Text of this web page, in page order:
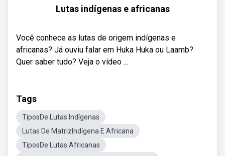
Lutas indígenas e africanas
Você conhece as lutas de origem indígenas e
africanas? Já ouviu falar em Huka Huka ou Laamb?
Quer saber tudo? Veja o vídeo ...
Tags
TiposDe Lutas Indígenas
Lutas De MatrizIndígena E Africana
TiposDe Lutas Africanas